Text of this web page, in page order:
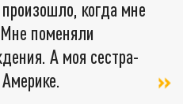
когда мне
поменяли
А моя сестра-